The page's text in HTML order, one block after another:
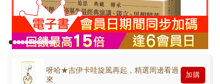
呀哈★吉伊卡哇旋風再起，精選周邊看過
來
加購